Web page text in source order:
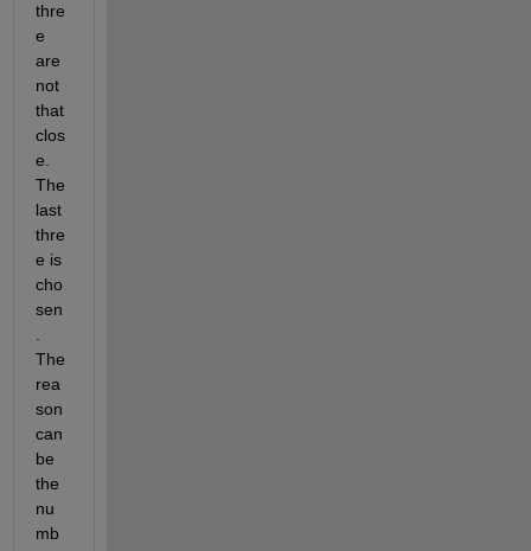
thre
e
are
not
that
clos
e.
The
last
thre
e is
cho
sen
The
rea
son
can
be
the
nu
mb